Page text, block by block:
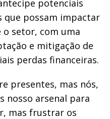
potenciais
que possam impactar
o setor, com uma
e mitigação de
perdas financeiras.
presentes, mas nós,
nosso arsenal para
mas frustrar os